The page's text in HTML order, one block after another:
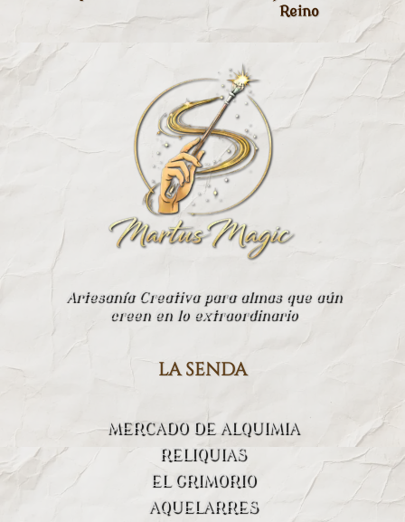
Reino
Artesanía Creativa para almas que aún
creen en lo extraordinario
la senda
MERCADO DE ALQUIMIA
RELIQUIAS
EL GRIMORIO
AQUELARRES